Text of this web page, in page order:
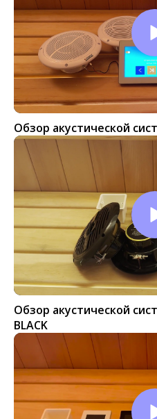
Обзор акустической
Обзор акустической
BLACK